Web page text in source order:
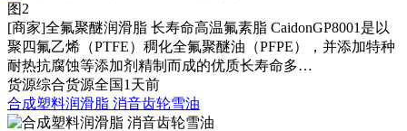
图2
[商家]全氟聚醚润滑脂 长寿命高温氟素脂 CaidonGP8001是以
聚四氟乙烯（PTFE）稠化全氟聚醚油（PFPE），并添加特种
耐热抗腐蚀等添加剂精制而成的优质长寿命多…
货源综合货源全国1天前
合成塑料润滑脂 消音齿轮雪油